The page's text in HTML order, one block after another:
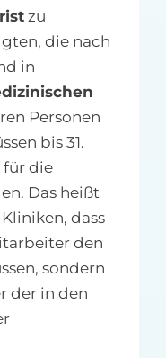
zu
die nach
in
Personen
bis 31.
für die
Das heißt
dass
den
sondern
der in den